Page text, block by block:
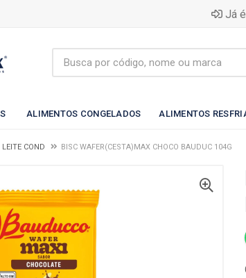
Já
ALIMENTOS CONGELADOS ALIMENTOS
LEITE COND BISC WAFER(CESTA)MAX CHOCO BAUDUC 104G